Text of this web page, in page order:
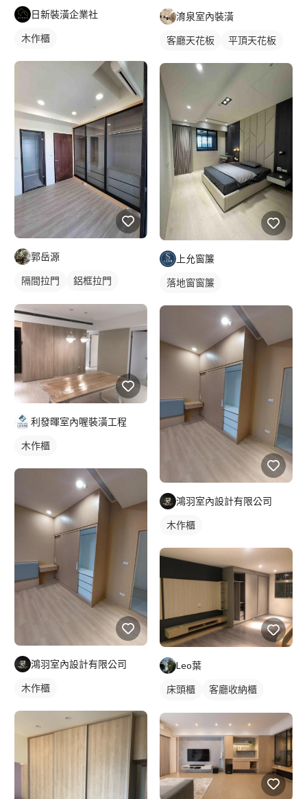
日新裝潢企業社
木作櫃
郭岳源
隔間拉門
鋁框拉門
利發暉室內喔裝潢工程
木作櫃
鴻羽室內設計有限公司
木作櫃
淯泉室內裝潢
客廳天花板 平頂天花板
上允窗簾
落地窗窗簾
鴻羽室內設計有限公司
木作櫃
Leo葉
床頭櫃
客廳收納櫃